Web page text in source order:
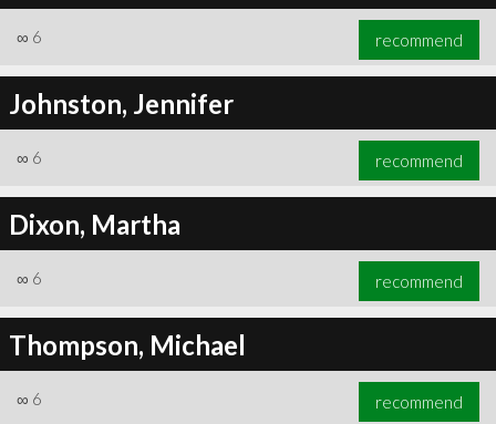
∞ 6 recommend
Johnston, Jennifer
∞ 6 recommend
Dixon, Martha
∞ 6 recommend
Thompson, Michael
∞ 6 recommend